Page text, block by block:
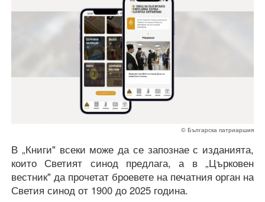
© Българска патриаршия
В „Книги" всеки може да се запознае с изданията,
които Светият синод предлага, а в „Църковен
вестник" да прочетат броевете на печатния орган на
Светия синод от 1900 до 2025 година.